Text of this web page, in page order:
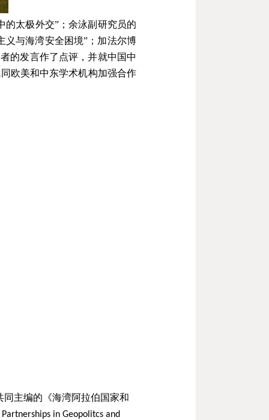
的太极外交”；余泳副研究员的
义与海湾安全困境”；加法尔博
的发言作了点评，并就中国中
欧美和中东学术机构加强合作
同主编的《海湾阿拉伯国家和
in Geopolitcs and